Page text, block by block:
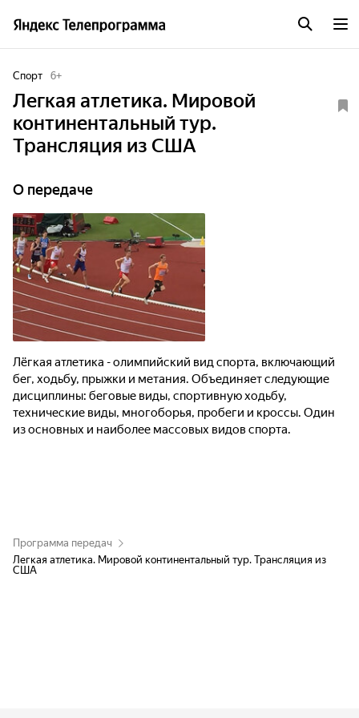
Спорт 6+
Легкая атлетика. Мировой
континентальный тур.
Трансляция из США
О передаче
Лёгкая атлетика - олимпийский вид спорта, включающий
бег, ходьбу, прыжки и метания. Объединяет следующие
дисциплины: беговые виды, спортивную ходьбу,
технические виды, многоборья, пробеги и кроссы. Один
из основных и наиболее массовых видов спорта.
Программа передач
Легкая атлетика. Мировой континентальный тур. Трансляция из
США